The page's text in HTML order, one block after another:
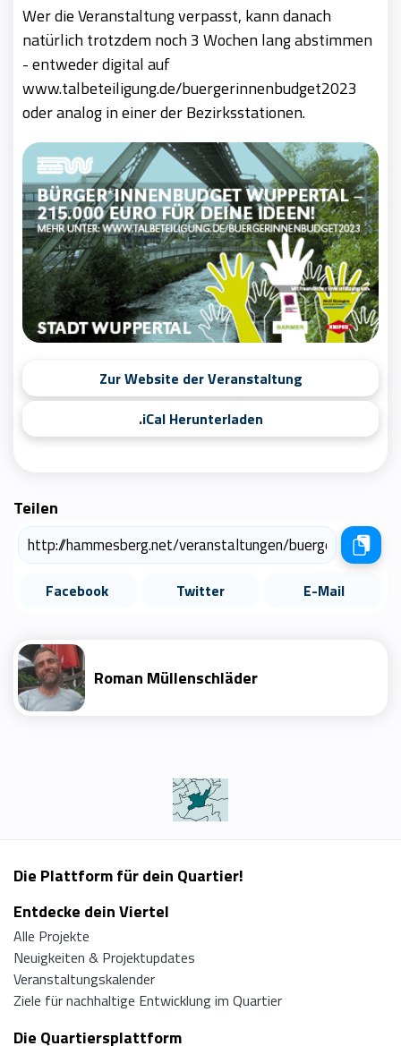
Wer die Veranstaltung verpasst, kann danach
natürlich trotzdem noch 3 Wochen lang abstimmen
- entweder digital auf
www.talbeteiligung.de/buergerinnenbudget2023
oder analog in einer der Bezirksstationen.
Zur Website der Veranstaltung
.iCal Herunterladen
Teilen
Facebook Twitter E-Mail
Roman Müllenschläder
Die Plattform für dein Quartier!
Entdecke dein Viertel
Alle Projekte
Neuigkeiten & Projektupdates
Veranstaltungskalender
Ziele für nachhaltige Entwicklung im Quartier
Die Quartiersplattform